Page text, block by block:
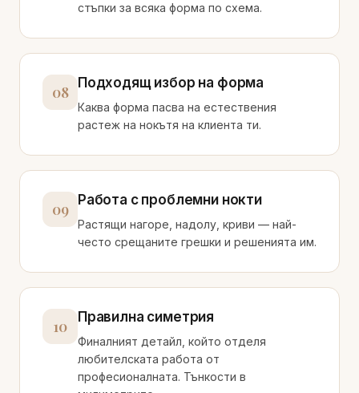
стъпки за всяка форма по схема.
08 Подходящ избор на форма
Каква форма пасва на естествения
растеж на нокътя на клиента ти.
09 Работа с проблемни нокти
Растящи нагоре, надолу, криви — най-
често срещаните грешки и решенията им.
10 Правилна симетрия
Финалният детайл, който отделя
любителската работа от
професионалната. Тънкости в